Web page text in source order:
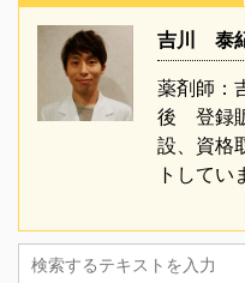
吉川 泰
薬剤師：
後 登録
設、資格
トして